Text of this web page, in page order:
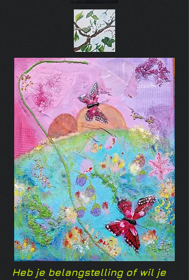
Heb je belangstelling of wil je